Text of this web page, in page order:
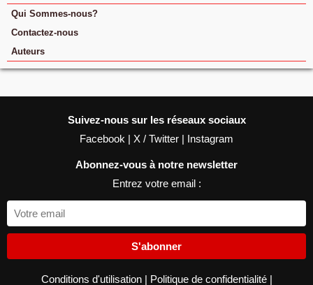
Qui Sommes-nous?
Contactez-nous
Auteurs
Suivez-nous sur les réseaux sociaux
Facebook | X / Twitter | Instagram
Abonnez-vous à notre newsletter
Entrez votre email :
S'abonner
Conditions d'utilisation | Politique de confidentialité |